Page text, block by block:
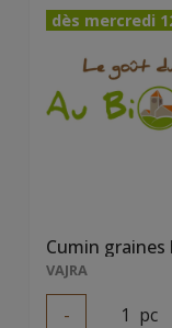
dès mercredi
Cumin graines
VAJRA
- 1 pc